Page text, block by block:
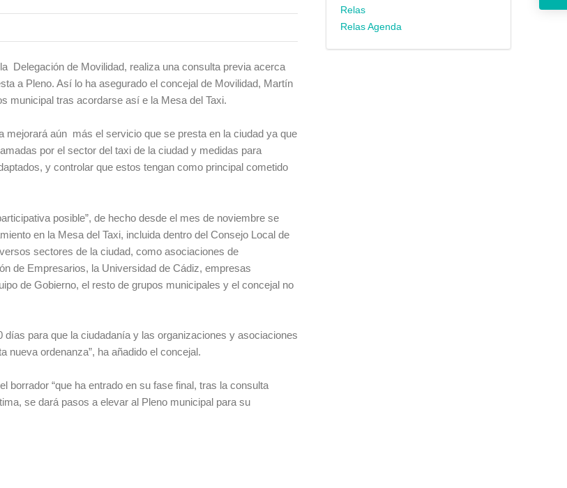
Delegación de Movilidad, realiza una consulta previa acerca
a Pleno. Así lo ha asegurado el concejal de Movilidad, Martín
municipal tras acordarse así e la Mesa del Taxi.
mejorará aún más el servicio que se presta en la ciudad ya que
por el sector del taxi de la ciudad y medidas para
y controlar que estos tengan como principal cometido
posible”, de hecho desde el mes de noviembre se
en la Mesa del Taxi, incluida dentro del Consejo Local de
sectores de la ciudad, como asociaciones de
de Empresarios, la Universidad de Cádiz, empresas
de Gobierno, el resto de grupos municipales y el concejal no
para que la ciudadanía y las organizaciones y asociaciones
nueva ordenanza”, ha añadido el concejal.
borrador “que ha entrado en su fase final, tras la consulta
se dará pasos a elevar al Pleno municipal para su
Relas
Relas Agenda